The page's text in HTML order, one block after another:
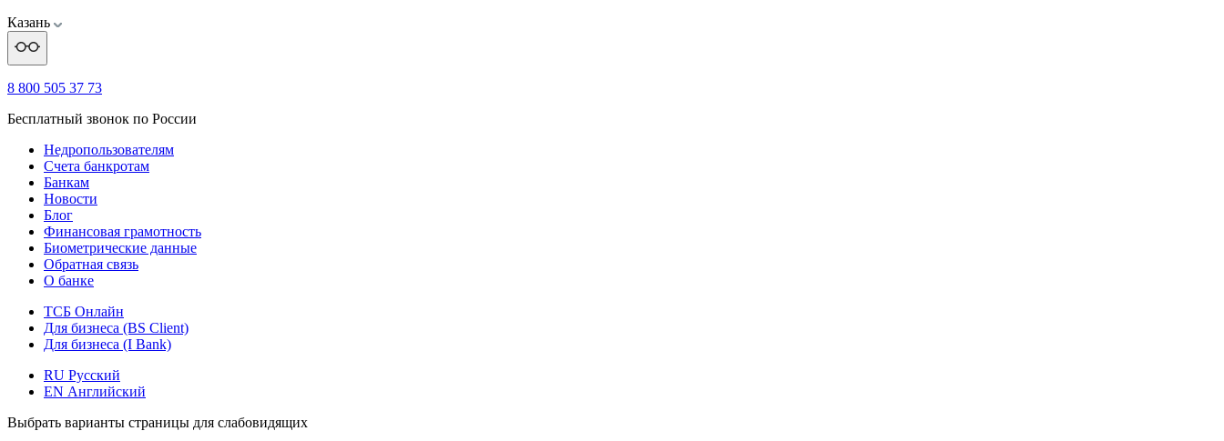
Казань
8 800 505 37 73
Бесплатный звонок по России
Недропользователям
Счета банкротам
Банкам
Новости
Блог
Финансовая грамотность
Биометрические данные
Обратная связь
О банке
ТСБ Онлайн
Для бизнеса (BS Client)
Для бизнеса (I Bank)
RU Русский
EN Английский
Выбрать варианты страницы для слабовидящих